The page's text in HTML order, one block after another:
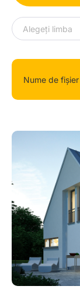
Nume de fișier